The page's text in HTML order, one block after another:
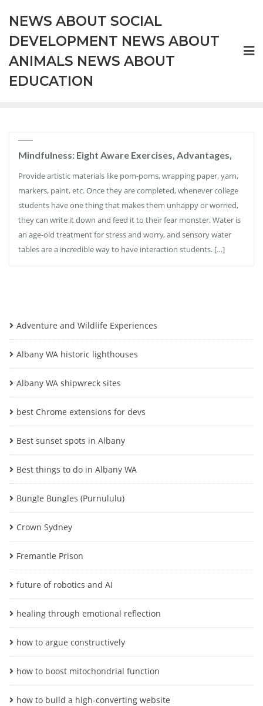
content
NEWS ABOUT SOCIAL
DEVELOPMENT NEWS ABOUT
ANIMALS NEWS ABOUT
EDUCATION
Mindfulness: Eight Aware Exercises, Advantages,
Provide artistic materials like pom-poms, wrapping paper, yarn,
markers, paint, etc. Once they are completed, whenever college
students have one thing that makes them unhappy or worried,
they can write it down and feed it to their fear monster. Water is
an age-old treatment for stress and worry, and sensory water
tables are a incredible way to have interaction students. […]
Adventure and Wildlife Experiences
Albany WA historic lighthouses
Albany WA shipwreck sites
best Chrome extensions for devs
Best sunset spots in Albany
Best things to do in Albany WA
Bungle Bungles (Purnululu)
Crown Sydney
Fremantle Prison
future of robotics and AI
healing through emotional reflection
how to argue constructively
how to boost mitochondrial function
how to build a high-converting website